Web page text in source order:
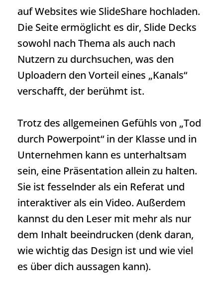
auf Websites wie SlideShare hochladen.
Die Seite ermöglicht es dir, Slide Decks
sowohl nach Thema als auch nach
Nutzern zu durchsuchen, was den
Uploadern den Vorteil eines „Kanals“
verschafft, der berühmt ist.
Trotz des allgemeinen Gefühls von „Tod
durch Powerpoint“ in der Klasse und in
Unternehmen kann es unterhaltsam
sein, eine Präsentation allein zu halten.
Sie ist fesselnder als ein Referat und
interaktiver als ein Video. Außerdem
kannst du den Leser mit mehr als nur
dem Inhalt beeindrucken (denk daran,
wie wichtig das Design ist und wie viel
es über dich aussagen kann).